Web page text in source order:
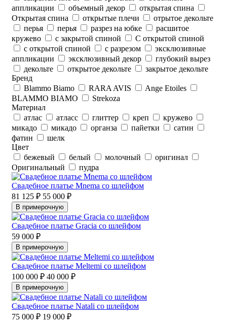
аппликации
объемный декор
открытая спина
Открытая спина
открытые плечи
отрытое декольте
перья
перья разрез на юбке
расшитое
кружево
с закрытой спиной
С открытой спиной
с открытой спиной
с разрезом
эксклюзивные
аппликации
эксклюзивный декор
глубокий вырез
декольте
открытое декольте
закрытое декольте
Бренд
Blammo Biamo
RARA AVIS
Ange Etoiles
BLAMMO BIAMO
Strekoza
Материал
атлас
атласс глиттер креп
кружево
микадо
микадо органза пайетки
сатин
фатин
шелк
Цвет
бежевый
белый молочный
оригинал
Оригинальный
пудра
Свадебное платье Mnema со шлейфом
81 125 ₽ 55 000 ₽
В примерочную
Свадебное платье Gracia со шлейфом
59 000 ₽
В примерочную
Свадебное платье Meltemi со шлейфом
100 000 ₽ 40 000 ₽
В примерочную
Свадебное платье Natali со шлейфом
75 000 ₽ 19 000 ₽